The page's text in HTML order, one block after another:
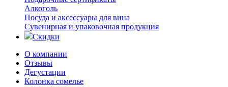
Алкоголь
Посуда и аксессуары для вина
Сувенирная и упаковочная продукция
Скидки
О компании
Отзывы
Дегустации
Колонка сомелье